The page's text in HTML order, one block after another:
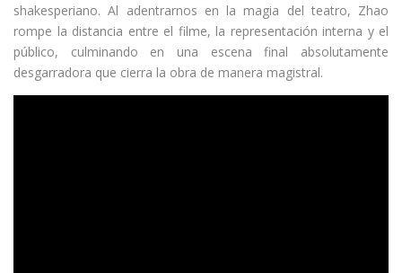
shakesperiano. Al adentrarnos en la magia del teatro, Zhao
rompe la distancia entre el filme, la representación interna y el
público, culminando en una escena final absolutamente
desgarradora que cierra la obra de manera magistral.